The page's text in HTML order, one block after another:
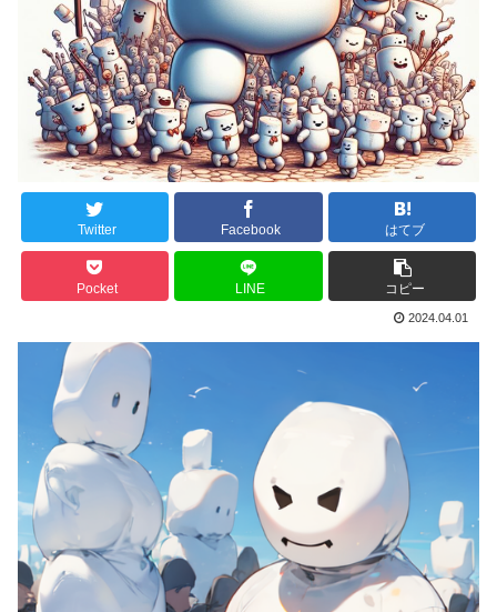
Twitter Facebook はてブ
Pocket LINE コピー
2024.04.01